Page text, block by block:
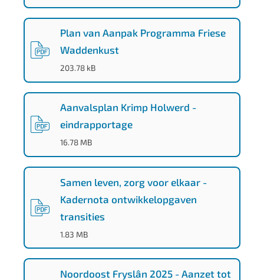
Plan van Aanpak Programma Friese
Waddenkust
(
PDF
-
203.78 kB)
Aanvalsplan Krimp Holwerd -
eindrapportage
(PDF
-
16.78 MB)
Samen leven, zorg voor elkaar -
Kadernota ontwikkelopgaven
transities
(PDF
-1.83 MB)
Noordoost Fryslân 2025 - Aanzet tot